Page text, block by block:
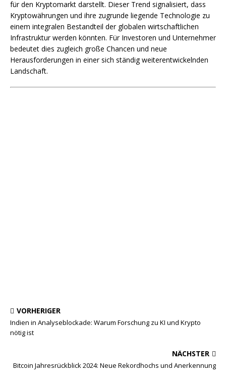
für den Kryptomarkt darstellt. Dieser Trend signalisiert, dass
Kryptowährungen und ihre zugrunde liegende Technologie zu
einem integralen Bestandteil der globalen wirtschaftlichen
Infrastruktur werden könnten. Für Investoren und Unternehmer
bedeutet dies zugleich große Chancen und neue
Herausforderungen in einer sich ständig weiterentwickelnden
Landschaft.
VORHERIGER
Indien in Analyseblockade: Warum Forschung zu KI und Krypto
nötig ist
NÄCHSTER
Bitcoin Jahresrückblick 2024: Neue Rekordhochs und Anerkennung